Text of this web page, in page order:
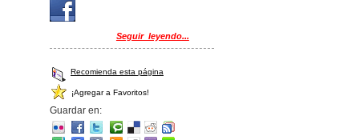
Seguir_leyendo...
Recomienda esta página
¡Agregar a Favoritos!
Guardar en: